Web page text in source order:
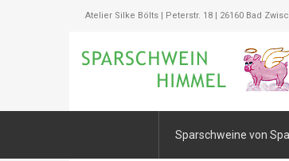
Atelier Silke Bölts | Peterstr. 18 | 26160 Bad
Sparschweine von